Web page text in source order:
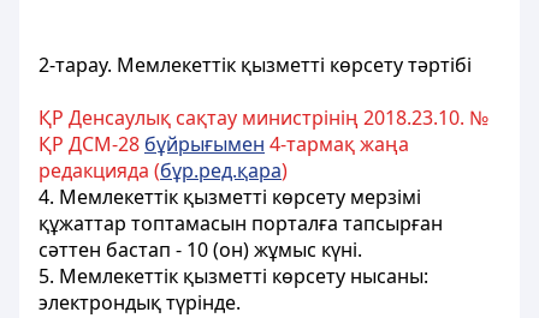
2-тарау. Мемлекеттік қызметті көрсету тәртібі
ҚР Денсаулық сақтау министрінің 2018.23.10. №
ҚР ДСМ-28 бұйрығымен 4-тармақ жаңа
редакцияда (бұр.ред.қара)
4. Мемлекеттік қызметті көрсету мерзімі
құжаттар топтамасын порталға тапсырған
сәттен бастап - 10 (он) жұмыс күні.
5. Мемлекеттік қызметті көрсету нысаны:
электрондық түрінде.